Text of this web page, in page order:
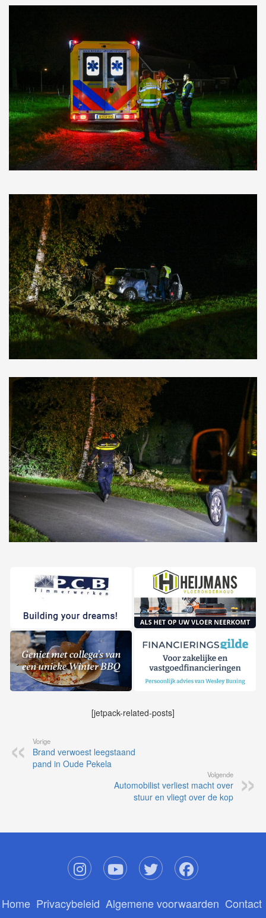
[jetpack-related-posts]
Vorige
Brand verwoest leegstaand
pand in Oude Pekela
Volgende
Automobilist verliest macht over
stuur en vliegt over de kop
Home Privacybeleid Algemene voorwaarden Contact